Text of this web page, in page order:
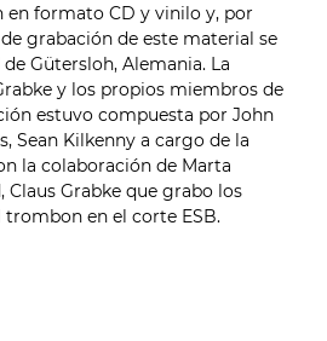
en formato CD y vinilo y, por
grabación de este material se
Gütersloh, Alemania. La
y los propios miembros de
estuvo compuesta por John
Sean Kilkenny a cargo de la
la colaboración de Marta
Grabke que grabo los
en el corte ESB.